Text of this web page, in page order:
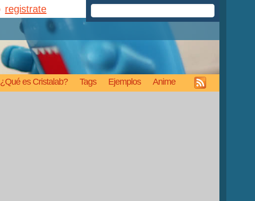
¿Qué es Cristalab? Tags Ejemplos Anime
registrate